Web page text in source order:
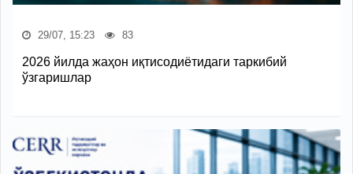
29/07, 15:23 83
2026 йилда жаҳон иқтисодиётидаги таркибий
ўзгаришлар